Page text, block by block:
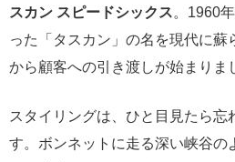
スカン スピードシックス
。1960
った「タスカン」の名を現代に蘇
から顧客への引き渡しが始まりま
スタイリングは、ひと目見たら忘
す。ボンネットに走る深い峡谷の